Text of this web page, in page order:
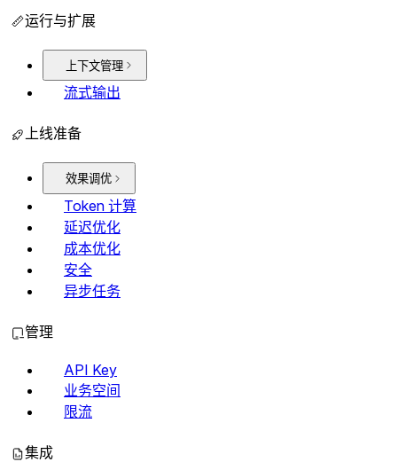
运行与扩展
上下文管理
流式输出
上线准备
效果调优
Token 计算
延迟优化
成本优化
安全
异步任务
管理
API Key
业务空间
限流
集成